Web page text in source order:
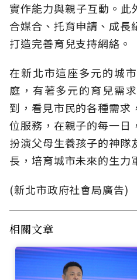
實作能力與親子互動。
合媒合、托育申請、成長
打造完善育兒支持網絡。
在新北市這座多元的城
庭，有著多元的育兒需
到，看見市民的各種需求
位服務，在親子的每一日
扮演父母生養孩子的神隊
長，培育城市未來的生力
(新北市政府社會局廣告)
相關文章